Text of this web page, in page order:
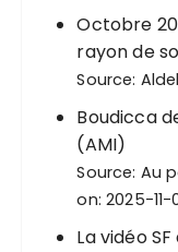
Octobre
rayon de
Source:
Boudicca
(AMI)
Source: Au
on: 2025-11-
La vidéo